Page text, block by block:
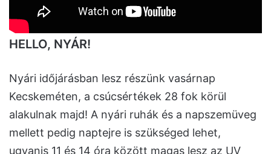
HELLO, NYÁR!
Nyári időjárásban lesz részünk vasárnap
Kecskeméten, a csúcsértékek 28 fok körül
alakulnak majd! A nyári ruhák és a napszemüveg
mellett pedig naptejre is szükséged lehet,
ugyanis 11 és 14 óra között magas lesz az UV